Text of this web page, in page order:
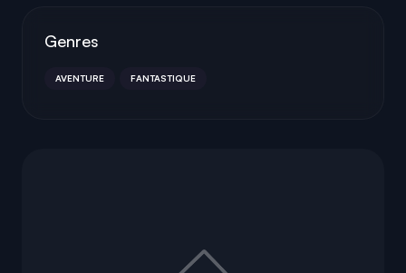
Genres
AVENTURE FANTASTIQUE